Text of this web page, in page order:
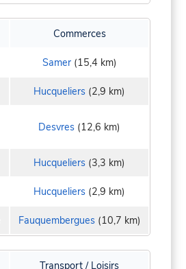
Commerces
Samer(15,4 km)
Hucqueliers (2,9 km)
Desvres (12,6 km)
Hucqueliers (3,3 km)
Hucqueliers (2,9 km)
Fauquembergues(10,7 km)
Transport / Loisirs